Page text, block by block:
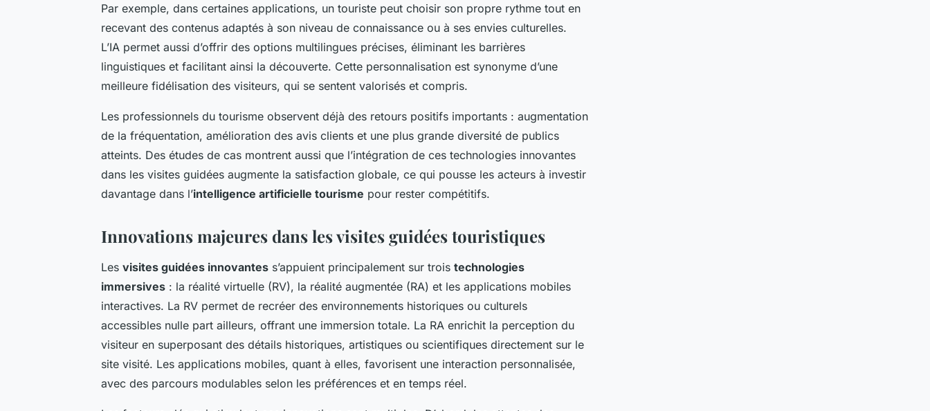
Par exemple, dans certaines applications, un touriste peut choisir son propre rythme tout en
recevant des contenus adaptés à son niveau de connaissance ou à ses envies culturelles.
L’IA permet aussi d’offrir des options multilingues précises, éliminant les barrières
linguistiques et facilitant ainsi la découverte. Cette personnalisation est synonyme d’une
meilleure fidélisation des visiteurs, qui se sentent valorisés et compris.
Les professionnels du tourisme observent déjà des retours positifs importants : augmentation
de la fréquentation, amélioration des avis clients et une plus grande diversité de publics
atteints. Des études de cas montrent aussi que l’intégration de ces technologies innovantes
dans les visites guidées augmente la satisfaction globale, ce qui pousse les acteurs à investir
davantage dans l’intelligence artificielle tourisme pour rester compétitifs.
Innovations majeures dans les visites guidées touristiques
Les visites guidées innovantes s’appuient principalement sur trois technologies
immersives : la réalité virtuelle (RV), la réalité augmentée (RA) et les applications mobiles
interactives. La RV permet de recréer des environnements historiques ou culturels
accessibles nulle part ailleurs, offrant une immersion totale. La RA enrichit la perception du
visiteur en superposant des détails historiques, artistiques ou scientifiques directement sur le
site visité. Les applications mobiles, quant à elles, favorisent une interaction personnalisée,
avec des parcours modulables selon les préférences et en temps réel.